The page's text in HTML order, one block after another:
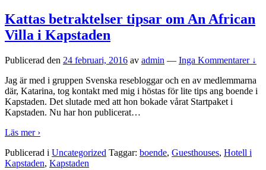
Kattas betraktelser tipsar om An African
Villa i Kapstaden
Publicerad den 24 februari, 2016 av admin — Inga Kommentarer ↓
Jag är med i gruppen Svenska resebloggar och en av medlemmarna
där, Katarina, tog kontakt med mig i höstas för lite tips ang boende i
Kapstaden. Det slutade med att hon bokade vårat Startpaket i
Kapstaden. Nu har hon publicerat…
Läs mer ›
Publicerad i Uncategorized Taggar: boende, Guesthouses, Hotell i
Kapstaden, Kapstaden